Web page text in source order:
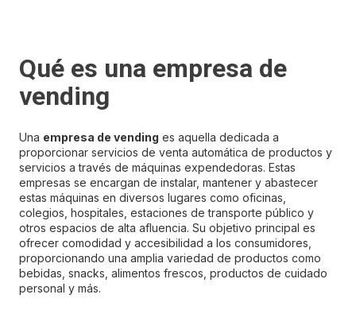
Qué es una empresa de
vending
Una empresa de vending es aquella dedicada a
proporcionar servicios de venta automática de productos y
servicios a través de máquinas expendedoras. Estas
empresas se encargan de instalar, mantener y abastecer
estas máquinas en diversos lugares como oficinas,
colegios, hospitales, estaciones de transporte público y
otros espacios de alta afluencia. Su objetivo principal es
ofrecer comodidad y accesibilidad a los consumidores,
proporcionando una amplia variedad de productos como
bebidas, snacks, alimentos frescos, productos de cuidado
personal y más.